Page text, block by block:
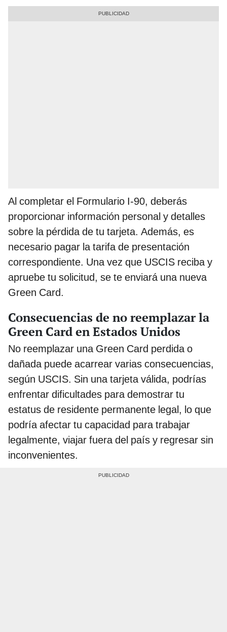
Al completar el Formulario I-90, deberás
proporcionar información personal y detalles
sobre la pérdida de tu tarjeta. Además, es
necesario pagar la tarifa de presentación
correspondiente. Una vez que USCIS reciba y
apruebe tu solicitud, se te enviará una nueva
Green Card.
Consecuencias de no reemplazar la
Green Card en Estados Unidos
No reemplazar una Green Card perdida o
dañada puede acarrear varias consecuencias,
según USCIS. Sin una tarjeta válida, podrías
enfrentar dificultades para demostrar tu
estatus de residente permanente legal, lo que
podría afectar tu capacidad para trabajar
legalmente, viajar fuera del país y regresar sin
inconvenientes.